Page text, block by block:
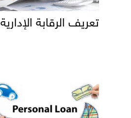
تعريف الرقابة الإدارية